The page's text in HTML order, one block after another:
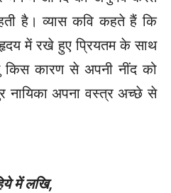
है। व्यास कवि कहते हैं कि
हृदय में रखे हुए प्रियतम के साथ
किस कारण से अपनी नींद को
नायिका अपना वस्त्र अच्छे से
में लखि,